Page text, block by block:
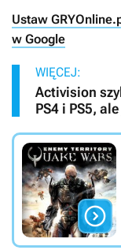
Ustaw
w Google
WIĘCEJ:
Activision
PS4 i PS5,
